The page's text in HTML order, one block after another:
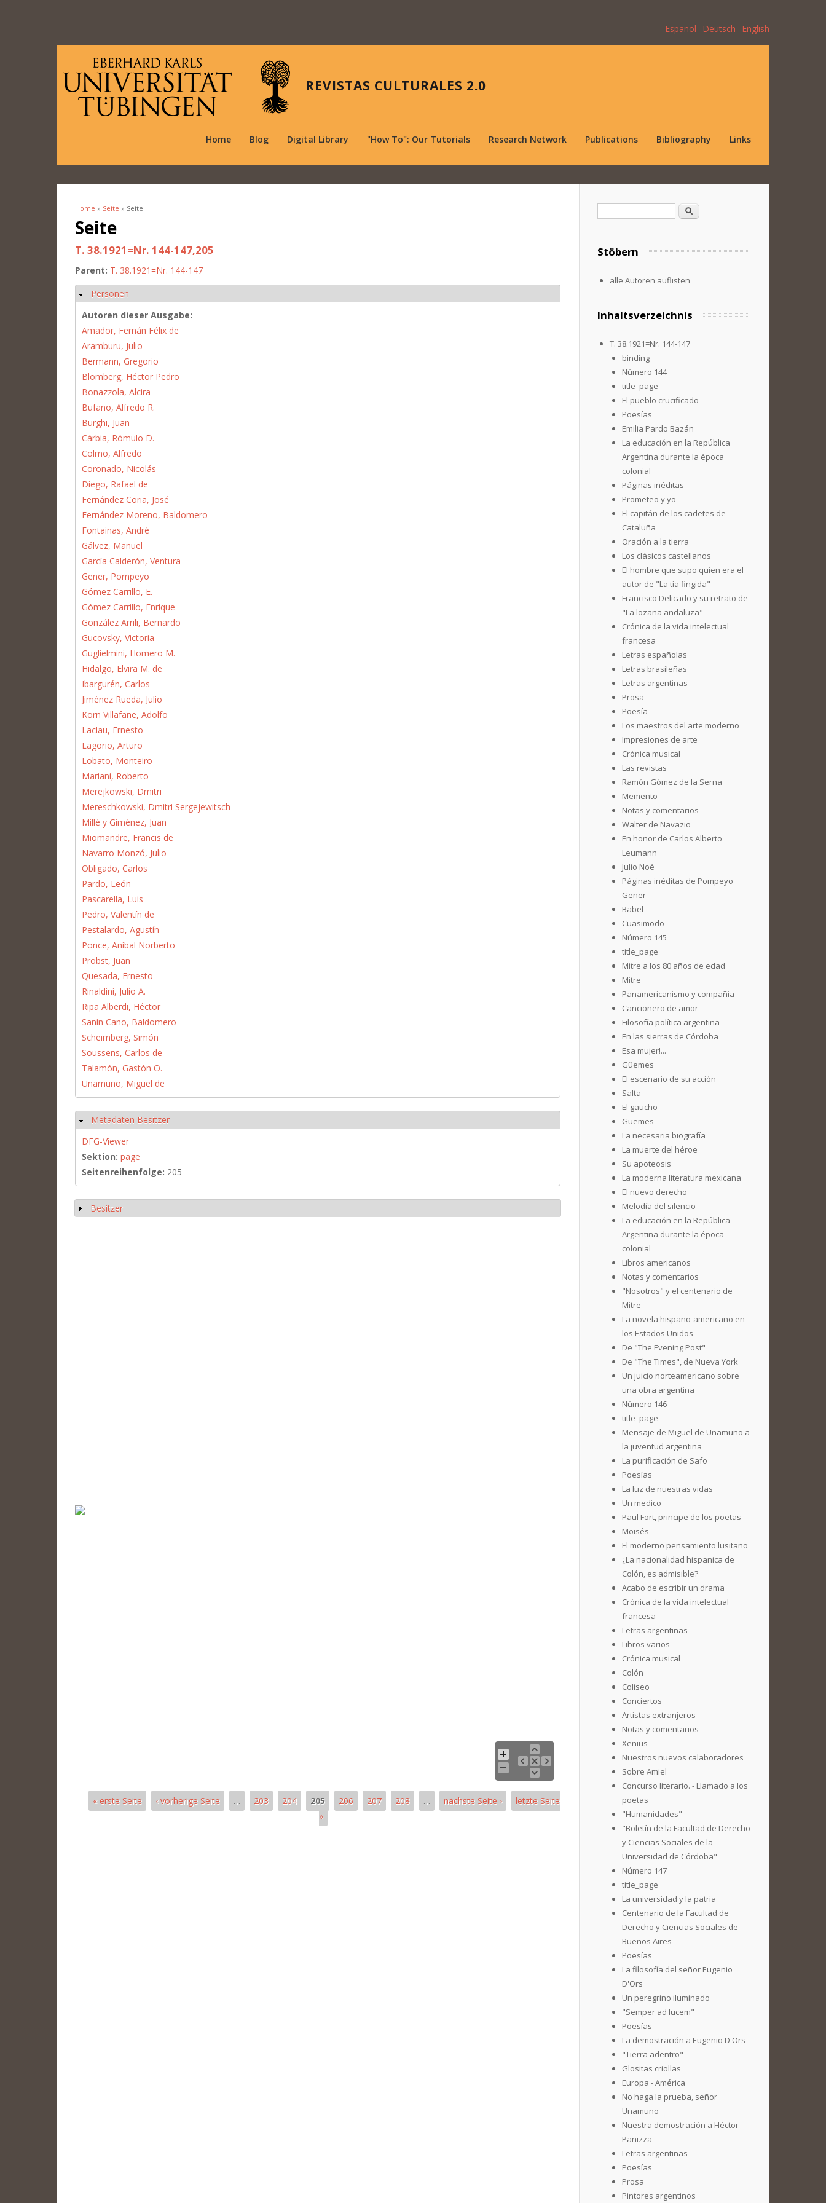
Español Deutsch English
REVISTAS CULTURALES 2.0
Home Blog Digital Library "How To": Our Tutorials Research Network Publications Bibliography Links
You are here
Home » Seite » Seite
Seite
T. 38.1921=Nr. 144-147,205
Parent: T. 38.1921=Nr. 144-147
Hide
Personen
Autoren dieser Ausgabe:
Amador, Fernán Félix de
Aramburu, Julio
Bermann, Gregorio
Blomberg, Héctor Pedro
Bonazzola, Alcira
Bufano, Alfredo R.
Burghi, Juan
Cárbia, Rómulo D.
Colmo, Alfredo
Coronado, Nicolás
Diego, Rafael de
Fernández Coria, José
Fernández Moreno, Baldomero
Fontainas, André
Gálvez, Manuel
García Calderón, Ventura
Gener, Pompeyo
Gómez Carrillo, E.
Gómez Carrillo, Enrique
González Arrili, Bernardo
Gucovsky, Victoria
Guglielmini, Homero M.
Hidalgo, Elvira M. de
Ibargurén, Carlos
Jiménez Rueda, Julio
Korn Villafañe, Adolfo
Laclau, Ernesto
Lagorio, Arturo
Lobato, Monteiro
Mariani, Roberto
Merejkowski, Dmitri
Mereschkowski, Dmitri Sergejewitsch
Millé y Giménez, Juan
Miomandre, Francis de
Navarro Monzó, Julio
Obligado, Carlos
Pardo, León
Pascarella, Luis
Pedro, Valentín de
Pestalardo, Agustín
Ponce, Aníbal Norberto
Probst, Juan
Quesada, Ernesto
Rinaldini, Julio A.
Ripa Alberdi, Héctor
Sanín Cano, Baldomero
Scheimberg, Simón
Soussens, Carlos de
Talamón, Gastón O.
Unamuno, Miguel de
Hide
Metadaten Besitzer
DFG-Viewer
Sektion: page
Seitenreihenfolge: 205
Show
Besitzer
« erste Seite ‹ vorherige Seite … 203 204 205 206 207 208 … nächste Seite ›
letzte Seite
»
Search
Stöbern
alle Autoren auflisten
Inhaltsverzeichnis
T. 38.1921=Nr. 144-147
binding
Número 144
title_page
El pueblo crucificado
Poesías
Emilia Pardo Bazán
La educación en la República
Argentina durante la época
colonial
Páginas inéditas
Prometeo y yo
El capitán de los cadetes de
Cataluña
Oración a la tierra
Los clásicos castellanos
El hombre que supo quien era el
autor de "La tía fingida"
Francisco Delicado y su retrato de
"La lozana andaluza"
Crónica de la vida intelectual
francesa
Letras españolas
Letras brasileñas
Letras argentinas
Prosa
Poesía
Los maestros del arte moderno
Impresiones de arte
Crónica musical
Las revistas
Ramón Gómez de la Serna
Memento
Notas y comentarios
Walter de Navazio
En honor de Carlos Alberto
Leumann
Julio Noé
Páginas inéditas de Pompeyo
Gener
Babel
Cuasimodo
Número 145
title_page
Mitre a los 80 años de edad
Mitre
Panamericanismo y compañia
Cancionero de amor
Filosofía política argentina
En las sierras de Córdoba
Esa mujer!...
Güemes
El escenario de su acción
Salta
El gaucho
Güemes
La necesaria biografía
La muerte del héroe
Su apoteosis
La moderna literatura mexicana
El nuevo derecho
Melodía del silencio
La educación en la República
Argentina durante la época
colonial
Libros americanos
Notas y comentarios
"Nosotros" y el centenario de
Mitre
La novela hispano-americano en
los Estados Unidos
De "The Evening Post"
De "The Times", de Nueva York
Un juicio norteamericano sobre
una obra argentina
Número 146
title_page
Mensaje de Miguel de Unamuno a
la juventud argentina
La purificación de Safo
Poesías
La luz de nuestras vidas
Un medico
Paul Fort, principe de los poetas
Moisés
El moderno pensamiento lusitano
¿La nacionalidad hispanica de
Colón, es admisible?
Acabo de escribir un drama
Crónica de la vida intelectual
francesa
Letras argentinas
Libros varios
Crónica musical
Colón
Coliseo
Conciertos
Artistas extranjeros
Notas y comentarios
Xenius
Nuestros nuevos calaboradores
Sobre Amiel
Concurso literario. - Llamado a los
poetas
"Humanidades"
"Boletín de la Facultad de Derecho
y Ciencias Sociales de la
Universidad de Córdoba"
Número 147
title_page
La universidad y la patria
Centenario de la Facultad de
Derecho y Ciencias Sociales de
Buenos Aires
Poesías
La filosofía del señor Eugenio
D'Ors
Un peregrino iluminado
"Semper ad lucem"
Poesías
La demostración a Eugenio D'Ors
"Tierra adentro"
Glositas criollas
Europa - América
No haga la prueba, señor
Unamuno
Nuestra demostración a Héctor
Panizza
Letras argentinas
Poesías
Prosa
Pintores argentinos